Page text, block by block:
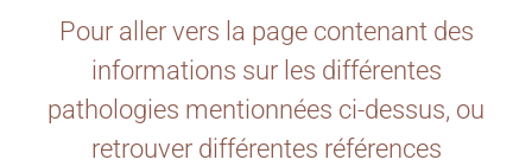
Pour aller vers la page contenant des
informations sur les différentes
pathologies mentionnées ci-dessus, ou
retrouver différentes références